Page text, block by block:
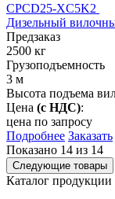
CPCD25-XC5K2
Дизельный
Предзаказ
2500 кг
Грузоподъемность
3 м
Высота подъема
Цена (с НДС):
цена по запросу
Подробнее Заказать
Показано 14 из 14
Следующие товары
Каталог продукции